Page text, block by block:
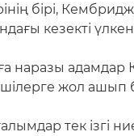
бірі,
кезекті
наразы
жол ашып
тек ізгі